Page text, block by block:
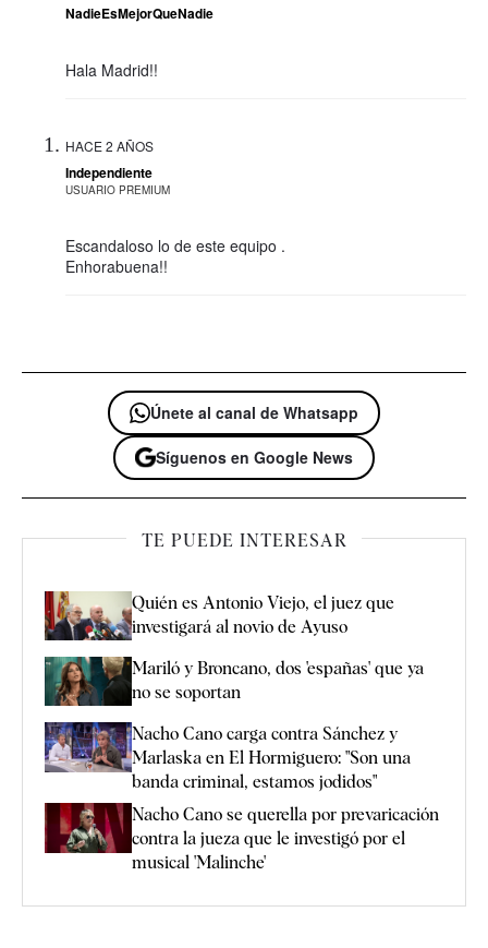
NadieEsMejorQueNadie
Hala Madrid!!
HACE 2 AÑOS
Independiente
USUARIO PREMIUM
Escandaloso lo de este equipo .
Enhorabuena!!
Únete al canal de Whatsapp
Síguenos en Google News
TE PUEDE INTERESAR
Quién es Antonio Viejo, el juez que
investigará al novio de Ayuso
Mariló y Broncano, dos 'españas' que ya
no se soportan
Nacho Cano carga contra Sánchez y
Marlaska en El Hormiguero: "Son una
banda criminal, estamos jodidos"
Nacho Cano se querella por prevaricación
contra la jueza que le investigó por el
musical 'Malinche'